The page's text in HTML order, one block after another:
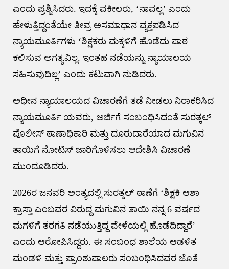
ಎಂದು ಪ್ರಶ್ನಿಸಿದರು. ಇದಕ್ಕೆ ವಕೀಲರು, ‘ನಾವಲ್ಲ’ ಎಂದು
ಹೇಳುತ್ತಿದ್ದಂತೆಯೇ ತೀವ್ರ ಅಸಮಾಧಾನ ವ್ಯಕ್ತಪಡಿಸಿದ
ನ್ಯಾಯಮೂರ್ತಿಗಳು ‘ಶಿಕ್ಷಕರು ಮಕ್ಕಳಿಗೆ ಹೊಡೆದು ಪಾಠ
ಕಲಿಸುವ ಅಗತ್ಯವಿಲ್ಲ.‌‌ ಇಂತಹ ನಡೆಯನ್ನು ನ್ಯಾಯಾಲಯ
ಸಹಿಸುವುದಿಲ್ಲ’ ಎಂದು ಕಟುವಾಗಿ ನುಡಿದರು.
ಅಧೀನ ನ್ಯಾಯಾಲಯದ ವಿಚಾರಣೆಗೆ ತಡೆ ನೀಡಲು ನಿರಾಕರಿಸಿದ
ನ್ಯಾಯಮೂರ್ತಿ ಯವರು, ಅರ್ಜಿಗೆ ಸಂಬಂಧಿಸಿದಂತೆ ಸುರತ್ಕಲ್
ಪೊಲೀಸ್ ಠಾಣಾಧಿಕಾರಿ ಮತ್ತು ದೂರುದಾರೆಯಾದ ಮಗುವಿನ
ತಾಯಿಗೆ ನೋಟಿಸ್ ಜಾರಿಗೊಳಿಸಲು ಆದೇಶಿಸಿ ವಿಚಾರಣೆ
ಮುಂದೂಡಿದರು.
2026ರ ಜನವರಿ ಅಂತ್ಯದಲ್ಲಿ ಸುರತ್ಕಲ್ ಠಾಣೆಗೆ ‘ಶಿಕ್ಷಕಿ ಆಶಾ
ಕ್ರಾಸ್ತಾ ಎಂಬವರ ವಿರುದ್ದ ಮಗುವಿನ ತಾಯಿ ನನ್ನ 6 ವರ್ಷದ
ಮಗಳಿಗೆ ತರಗತಿ ನಡೆಯುತ್ತಿದ್ದ ವೇಳೆಯಲ್ಲಿ ಹೊಡೆದಿದ್ದಾರೆ’
ಎಂದು ಆರೋಪಿಸಿದ್ದರು. ಈ ಸಂಬಂಧ ಶಾಲೆಯ ಆಡಳಿತ
ಮಂಡಳಿ ಮತ್ತು ಪ್ರಾಂಶುಪಾಲರು ಸಂಬಂಧಿಸಿದವರ ಜೊತೆ